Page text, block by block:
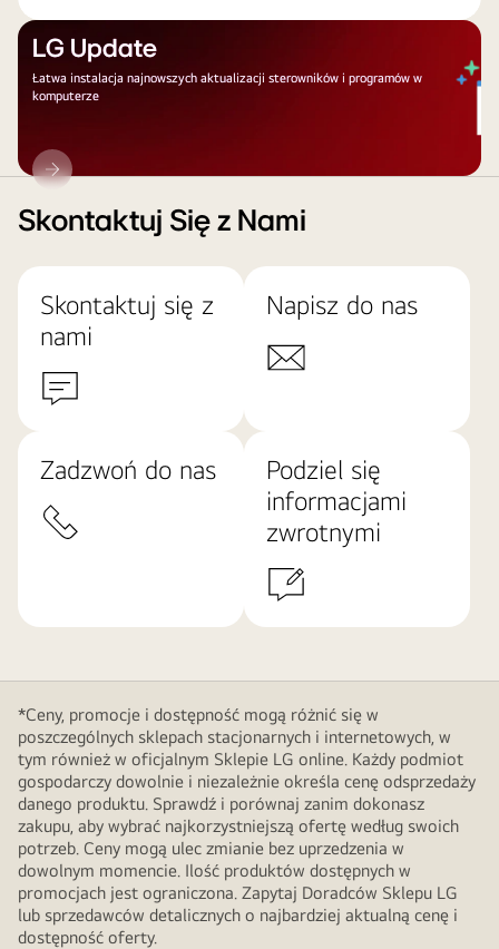
LG Update
Łatwa instalacja najnowszych aktualizacji sterowników i programów w
komputerze
LG
Update
Skontaktuj Się z Nami
Skontaktuj się z
nami
Napisz do nas
Zadzwoń do nas
Podziel się
informacjami
zwrotnymi
*Ceny, promocje i dostępność mogą różnić się w
poszczególnych sklepach stacjonarnych i internetowych, w
tym również w oficjalnym Sklepie LG online. Każdy podmiot
gospodarczy dowolnie i niezależnie określa cenę odsprzedaży
danego produktu. Sprawdź i porównaj zanim dokonasz
zakupu, aby wybrać najkorzystniejszą ofertę według swoich
potrzeb. Ceny mogą ulec zmianie bez uprzedzenia w
dowolnym momencie. Ilość produktów dostępnych w
promocjach jest ograniczona. Zapytaj Doradców Sklepu LG
lub sprzedawców detalicznych o najbardziej aktualną cenę i
dostępność oferty.